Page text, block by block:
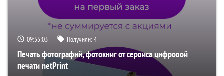
09:55:02 Получили:4
Печать фотографий, фотокниг от сервиса цифровой
печати netPrint